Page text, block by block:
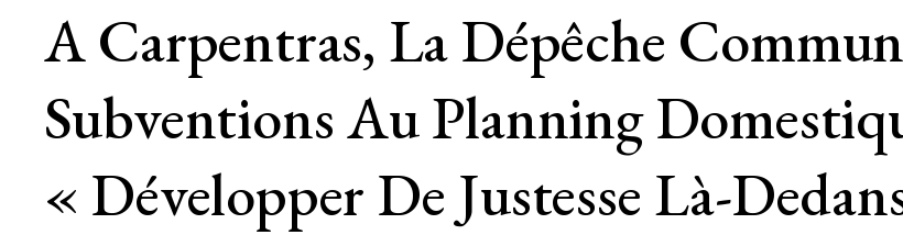
A Carpentras, La Dépêche
Subventions Au Planning
« Développer De Justesse Là-